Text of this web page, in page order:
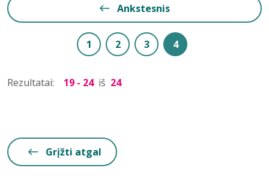
Ankstesnis
1 2 3 4
Rezultatai: 19 - 24 iš 24
Grįžti atgal